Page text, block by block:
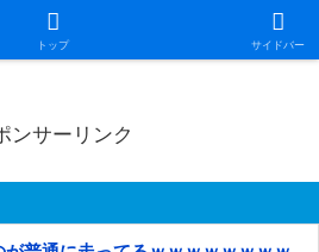
トップ サイドバー
録
ンサーリンク